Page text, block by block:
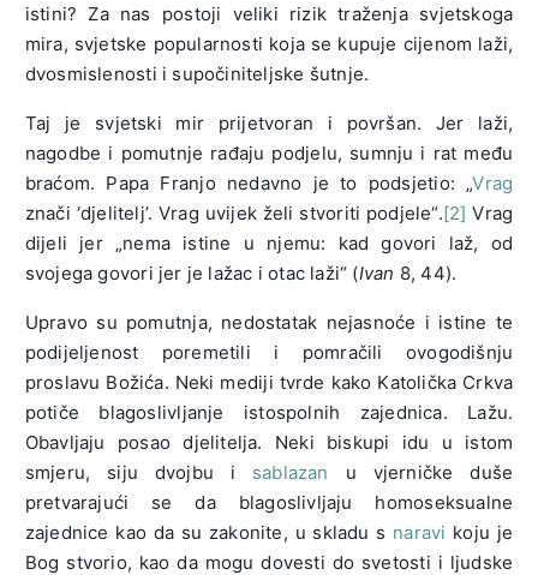
istini? Za nas postoji veliki rizik traženja svjetskoga
mira, svjetske popularnosti koja se kupuje cijenom laži,
dvosmislenosti i supočiniteljske šutnje.
Taj je svjetski mir prijetvoran i površan. Jer laži,
nagodbe i pomutnje rađaju podjelu, sumnju i rat među
braćom. Papa Franjo nedavno je to podsjetio: „Vrag
znači ‘djelitelj’. Vrag uvijek želi stvoriti podjele“.[2] Vrag
dijeli jer „nema istine u njemu: kad govori laž, od
svojega govori jer je lažac i otac laži“ (Ivan 8, 44).
Upravo su pomutnja, nedostatak nejasnoće i istine te
podijeljenost poremetili i pomračili ovogodišnju
proslavu Božića. Neki mediji tvrde kako Katolička Crkva
potiče blagoslivljanje istospolnih zajednica. Lažu.
Obavljaju posao djelitelja. Neki biskupi idu u istom
smjeru, siju dvojbu i sablazan u vjerničke duše
pretvarajući se da blagoslivljaju homoseksualne
zajednice kao da su zakonite, u skladu s naravi koju je
Bog stvorio, kao da mogu dovesti do svetosti i ljudske